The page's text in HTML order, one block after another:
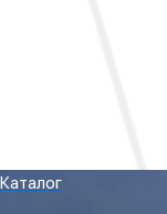
Каталог